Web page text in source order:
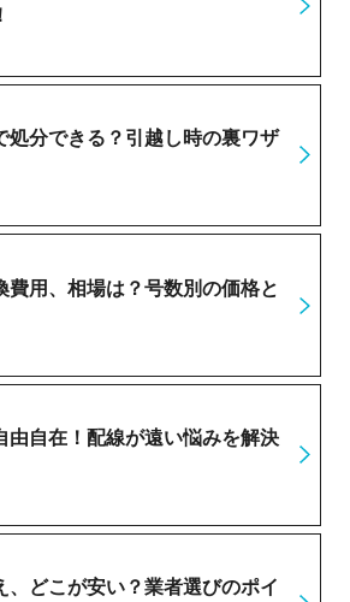
処分できる？引越し時の裏ワザ
費用、相場は？号数別の価格と
由自在！配線が遠い悩みを解決
、どこが安い？業者選びのポイ